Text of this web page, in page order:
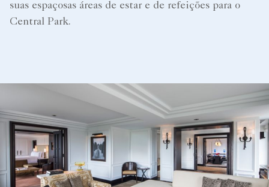
suas espaçosas áreas de estar e de refeições para o
Central Park.